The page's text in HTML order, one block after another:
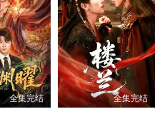
全集完结 全集完结